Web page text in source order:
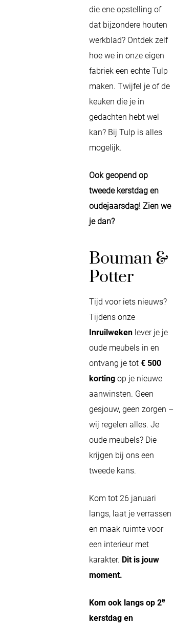
die ene opstelling of
dat bijzondere houten
werkblad? Ontdek zelf
hoe we in onze eigen
fabriek een echte Tulp
maken. Twijfel je of de
keuken die je in
gedachten hebt wel
kan? Bij Tulp is alles
mogelijk.
Ook geopend op
tweede kerstdag en
oudejaarsdag! Zien we
je dan?
Bouman &
Potter
Tijd voor iets nieuws?
Tijdens onze
Inruilweken lever je je
oude meubels in en
ontvang je tot € 500
korting op je nieuwe
aanwinsten. Geen
gesjouw, geen zorgen –
wij regelen alles. Je
oude meubels? Die
krijgen bij ons een
tweede kans.
Kom tot 26 januari
langs, laat je verrassen
en maak ruimte voor
een interieur met
karakter. Dit is jouw
moment.
Kom ook langs op 2e
kerstdag en